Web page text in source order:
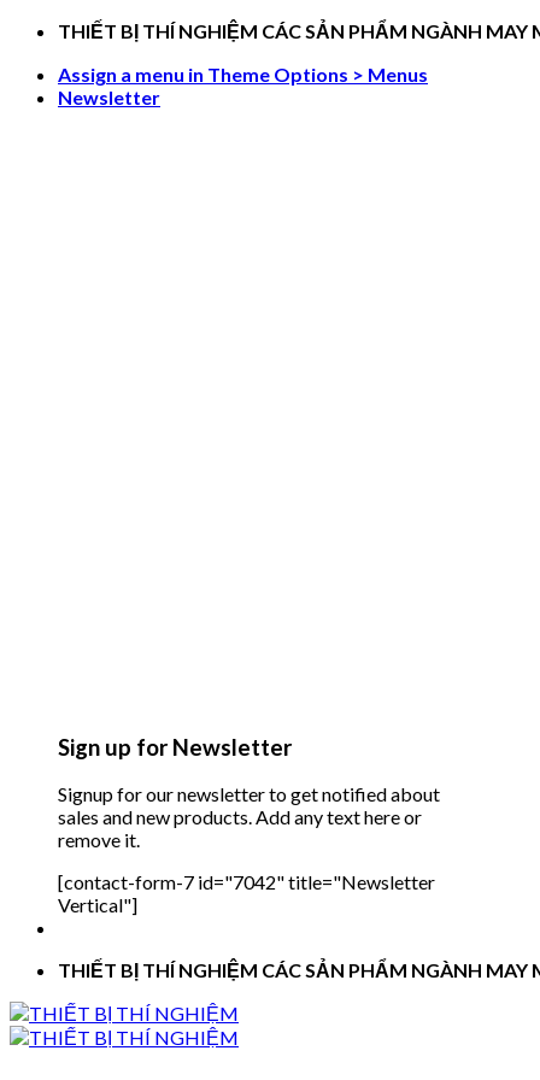
Skip
content
THIẾT BỊ THÍ NGHIỆM CÁC SẢN PHẨM NGÀNH MAY
Assign a menu in Theme Options > Menus
Newsletter
Sign up for Newsletter
Signup for our newsletter to get notified about
sales and new products. Add any text here or
remove it.
[contact-form-7 id="7042" title="Newsletter
Vertical"]
THIẾT BỊ THÍ NGHIỆM CÁC SẢN PHẨM NGÀNH MAY